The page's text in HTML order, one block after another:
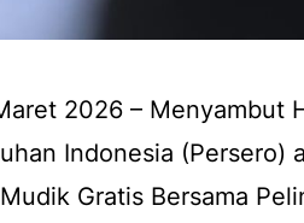
2026 – Menyambut
Indonesia (Persero)
Gratis Bersama